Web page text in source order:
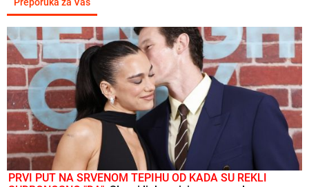
Preporuka za Vas
PRVI PUT NA SRVENOM TEPIHU OD KADA SU REKLI